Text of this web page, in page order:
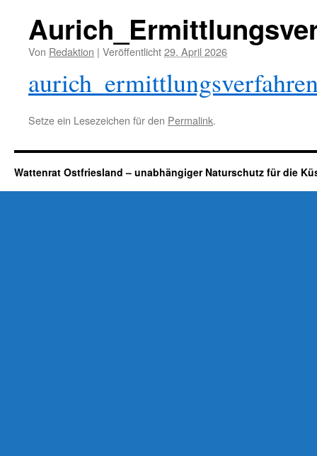
Von Redaktion | Veröffentlicht29. April 2026
Setze ein Lesezeichen für den Permalink.
Wattenrat Ostfriesland – unabhängiger Naturschutz für die